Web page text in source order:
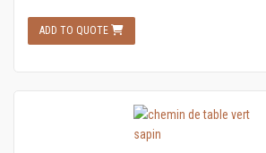
ADD TO QUOTE